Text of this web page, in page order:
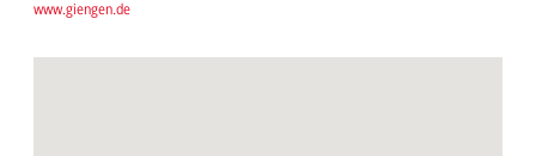
www.giengen.de